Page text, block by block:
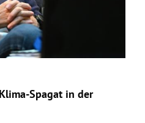
Spagat in der